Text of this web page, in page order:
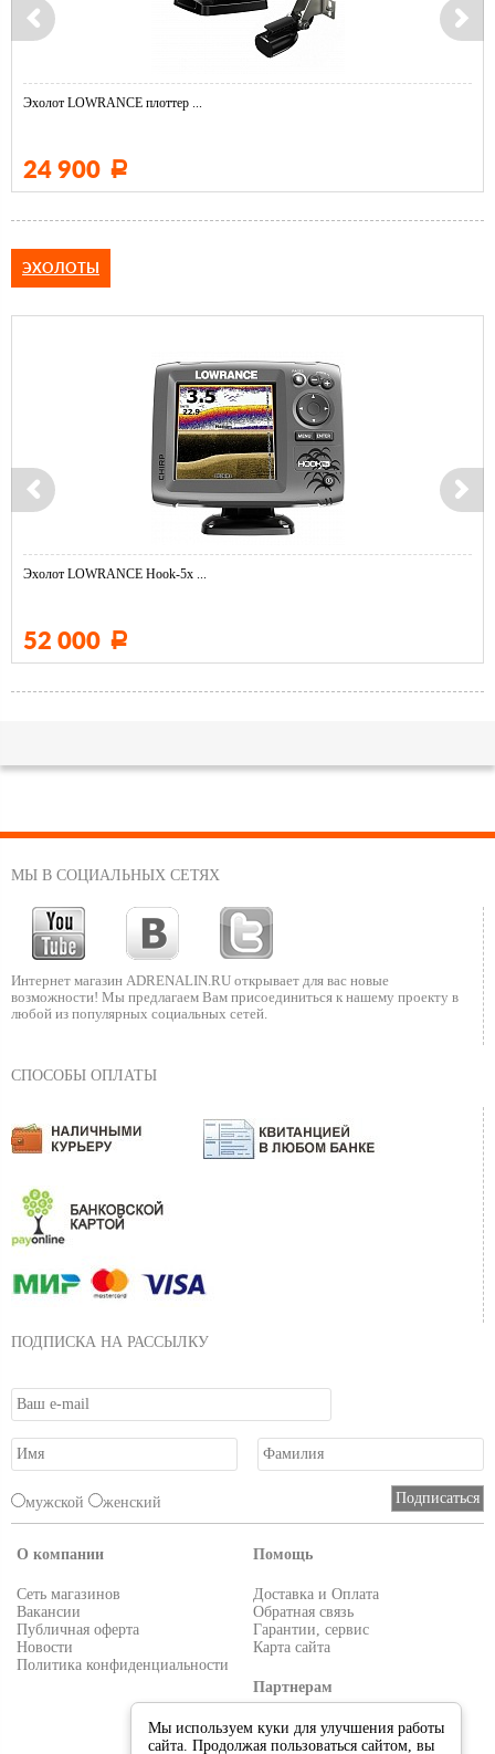
Эхолот LOWRANCE плоттер ...
24 900 Р
ЭХОЛОТЫ
Эхолот LOWRANCE Hook-5x ...
52 000 Р
МЫ В СОЦИАЛЬНЫХ СЕТЯХ
Интернет магазин ADRENALIN.RU открывает для вас новые
возможности! Мы предлагаем Вам присоединиться к нашему проекту в
любой из популярных социальных сетей.
СПОСОБЫ ОПЛАТЫ
ПОДПИСКА НА РАССЫЛКУ
мужской женский
О компании
Сеть магазинов
Вакансии
Публичная оферта
Новости
Политика конфиденциальности
Помощь
Доставка и Оплата
Обратная связь
Гарантии, сервис
Карта сайта
Партнерам
Условия работы
Реквизиты
Мы используем куки для улучшения работы
сайта. Продолжая пользоваться сайтом, вы